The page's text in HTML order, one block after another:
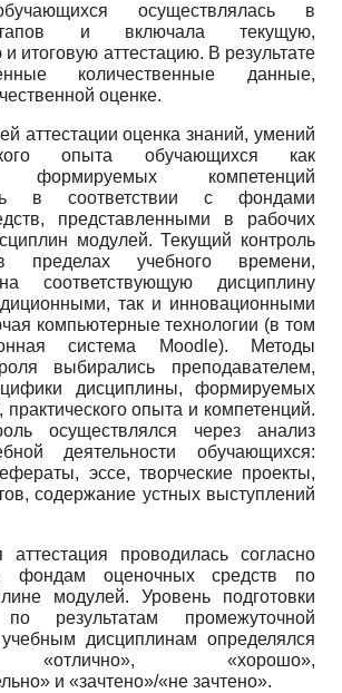
осуществлялась в
и включала текущую,
итоговую аттестацию. В результате
количественные данные,
оценке.
аттестации оценка знаний, умений
опыта обучающихся как
формируемых компе­тенций
в соответствии с фондами
представленными в рабочих
модулей. Текущий контроль
пределах учебного времени,
соответствующую дисциплину
так и инновационными
компьютерные технологии (в том
система
Moodle). Методы
выбирались преподавателем,
дисциплины, формируемых
опыта и компе­тенций.
осуществлялся через анализ
деятельности обучающихся:
эссе, творческие проекты,
содержание устных выступлений
аттестация проводилась согласно
фондам оценочных средств по
модулей. Уровень подготовки
результатам промежуточной
дисциплинам определялся
«отлично», «хорошо»,
и «зачтено»/«не зачтено».